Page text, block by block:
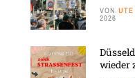
VON UTE
2026
wieder